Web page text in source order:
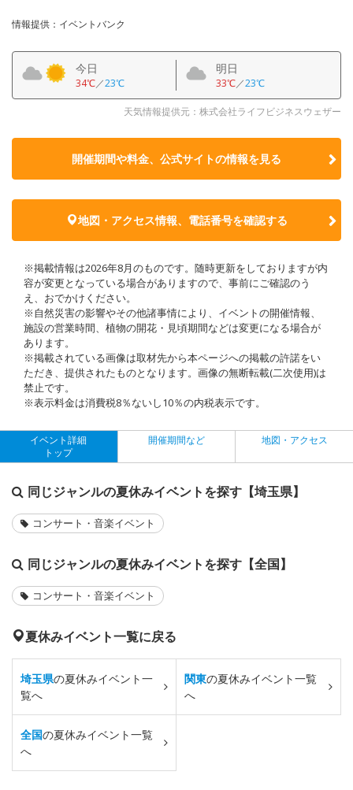
情報提供：イベントバンク
今日
34℃／23℃
明日
33℃／23℃
天気情報提供元：株式会社ライフビジネスウェザー
開催期間や料金、公式サイトの情報を見る
地図・アクセス情報、電話番号を確認する
※掲載情報は2026年8月のものです。随時更新をしておりますが内
容が変更となっている場合がありますので、事前にご確認のう
え、おでかけください。
※自然災害の影響やその他諸事情により、イベントの開催情報、
施設の営業時間、植物の開花・見頃期間などは変更になる場合が
あります。
※掲載されている画像は取材先から本ページへの掲載の許諾をい
ただき、提供されたものとなります。画像の無断転載(二次使用)は
禁止です。
※表示料金は消費税8％ないし10％の内税表示です。
イベント詳細
トップ
開催期間など 地図・アクセス
同じジャンルの夏休みイベントを探す【埼玉県】
コンサート・音楽イベント
同じジャンルの夏休みイベントを探す【全国】
コンサート・音楽イベント
夏休みイベント一覧に戻る
埼玉県の夏休みイベント一
覧へ
関東の夏休みイベント一覧
へ
全国の夏休みイベント一覧
へ